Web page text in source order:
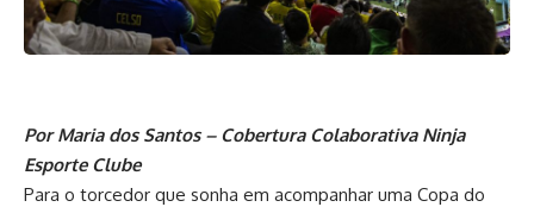
Por Maria dos Santos – Cobertura Colaborativa Ninja
Esporte Clube
Para o torcedor que sonha em acompanhar uma Copa do